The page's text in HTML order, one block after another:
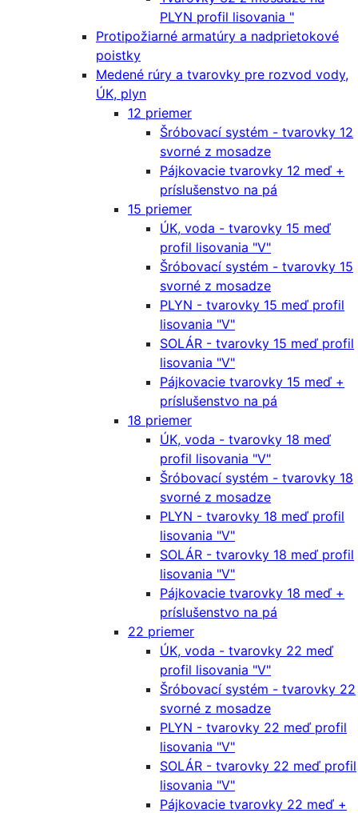
PLYN profil lisovania "
Protipožiarné armatúry a nadprietokové
poistky
Medené rúry a tvarovky pre rozvod vody,
ÚK, plyn
12 priemer
Šróbovací systém - tvarovky 12
svorné z mosadze
Pájkovacie tvarovky 12 meď +
príslušenstvo na pá
15 priemer
ÚK, voda - tvarovky 15 meď
profil lisovania "V"
Šróbovací systém - tvarovky 15
svorné z mosadze
PLYN - tvarovky 15 meď profil
lisovania "V"
SOLÁR - tvarovky 15 meď profil
lisovania "V"
Pájkovacie tvarovky 15 meď +
príslušenstvo na pá
18 priemer
ÚK, voda - tvarovky 18 meď
profil lisovania "V"
Šróbovací systém - tvarovky 18
svorné z mosadze
PLYN - tvarovky 18 meď profil
lisovania "V"
SOLÁR - tvarovky 18 meď profil
lisovania "V"
Pájkovacie tvarovky 18 meď +
príslušenstvo na pá
22 priemer
ÚK, voda - tvarovky 22 meď
profil lisovania "V"
Šróbovací systém - tvarovky 22
svorné z mosadze
PLYN - tvarovky 22 meď profil
lisovania "V"
SOLÁR - tvarovky 22 meď profil
lisovania "V"
Pájkovacie tvarovky 22 meď +